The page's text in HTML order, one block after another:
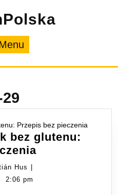
bez glutenu:
Wegański
Hus
Kristián
Hus
2:06 pm